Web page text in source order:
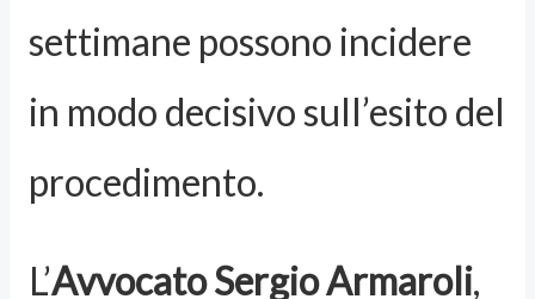
settimane possono incidere
in modo decisivo sull’esito del
procedimento.
L’Avvocato Sergio Armaroli,